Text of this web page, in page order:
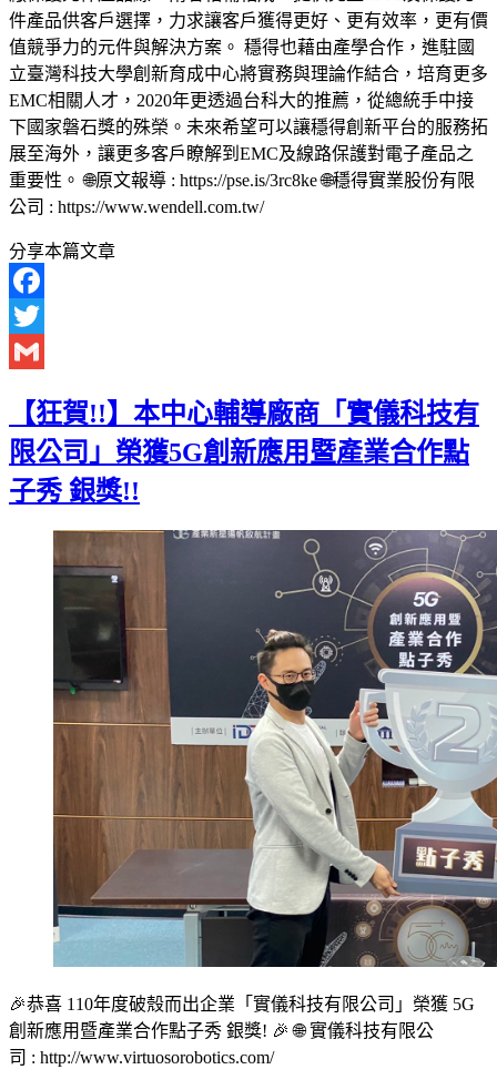
件產品供客戶選擇，力求讓客戶獲得更好、更有效率，更有價
值競爭力的元件與解決方案。 穩得也藉由產學合作，進駐國
立臺灣科技大學創新育成中心將實務與理論作結合，培育更多
EMC相關人才，2020年更透過台科大的推薦，從總統手中接
下國家磐石獎的殊榮。未來希望可以讓穩得創新平台的服務拓
展至海外，讓更多客戶瞭解到EMC及線路保護對電子產品之
重要性。 🌐原文報導 : https://pse.is/3rc8ke 🌐穩得實業股份有限
公司 : https://www.wendell.com.tw/
分享本篇文章
Facebook
Twitter
【狂賀!!】本中心輔導廠商「實儀科技有
限公司」榮獲5G創新應用暨產業合作點
子秀 銀獎!!
🎉恭喜 110年度破殼而出企業「實儀科技有限公司」榮獲 5G
創新應用暨產業合作點子秀 銀獎! 🎉 🌐 實儀科技有限公
司 : http://www.virtuosorobotics.com/